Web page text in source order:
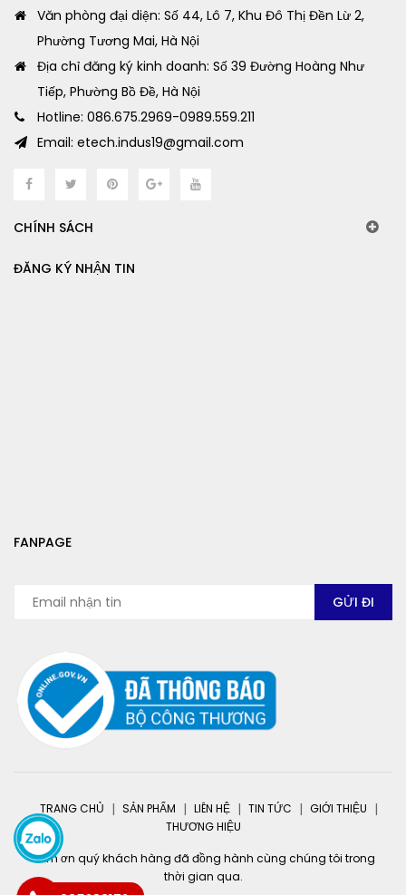
Văn phòng đại diện: Số 44, Lô 7, Khu Đô Thị Đền Lừ 2,
Phường Tương Mai, Hà Nội
Địa chỉ đăng ký kinh doanh: Số 39 Đường Hoàng Như
Tiếp, Phường Bồ Đề, Hà Nội
Hotline: 086.675.2969-0989.559.211
Email: etech.indus19@gmail.com
CHÍNH SÁCH
ĐĂNG KÝ NHẬN TIN
FANPAGE
TRANG CHỦ SẢN PHẨM LIÊN HỆ TIN TỨC
GIỚI THIỆU
THƯƠNG HIỆU
Cảm ơn quý khách hàng đã đồng hành cùng chúng tôi trong
thời gian qua.